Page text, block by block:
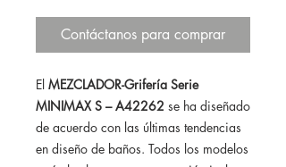
Contáctanos para comprar
El MEZCLADOR-Grifería Serie
MINIMAX S – A42262 se ha diseñado
de acuerdo con las últimas tendencias
en diseño de baños. Todos los modelos